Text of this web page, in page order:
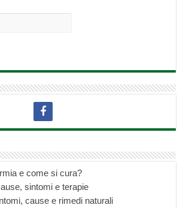
e come si cura?
sintomi e terapie
cause e rimedi naturali